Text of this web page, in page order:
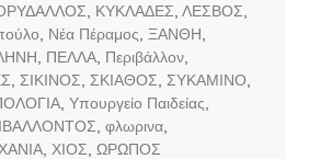
ΚΥΚΛΑΔΕΣ ΛΕΣΒΟΣ
Νέα Πέραμος ΞΑΝΘΗ
ΠΕΛΛΑ, Περιβάλλον,
ΣΙΚΙΝΟΣ ΣΚΙΑΘΟΣ ΣΥΚΑΜΙΝΟ
, Υπουργείο Παιδείας
φλωρινα,
ΧΑΝΙΑ, ΧΙΟΣ ΩΡΩΠΟΣ